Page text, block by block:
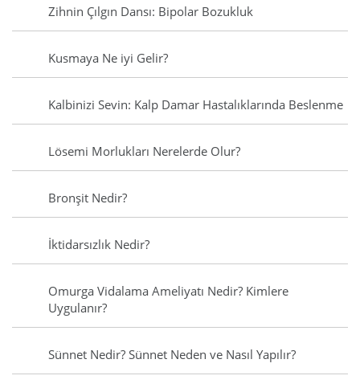
Zihnin Çılgın Dansı: Bipolar Bozukluk
Kusmaya Ne iyi Gelir?
Kalbinizi Sevin: Kalp Damar Hastalıklarında Beslenme
Lösemi Morlukları Nerelerde Olur?
Bronşit Nedir?
İktidarsızlık Nedir?
Omurga Vidalama Ameliyatı Nedir? Kimlere
Uygulanır?
Sünnet Nedir? Sünnet Neden ve Nasıl Yapılır?